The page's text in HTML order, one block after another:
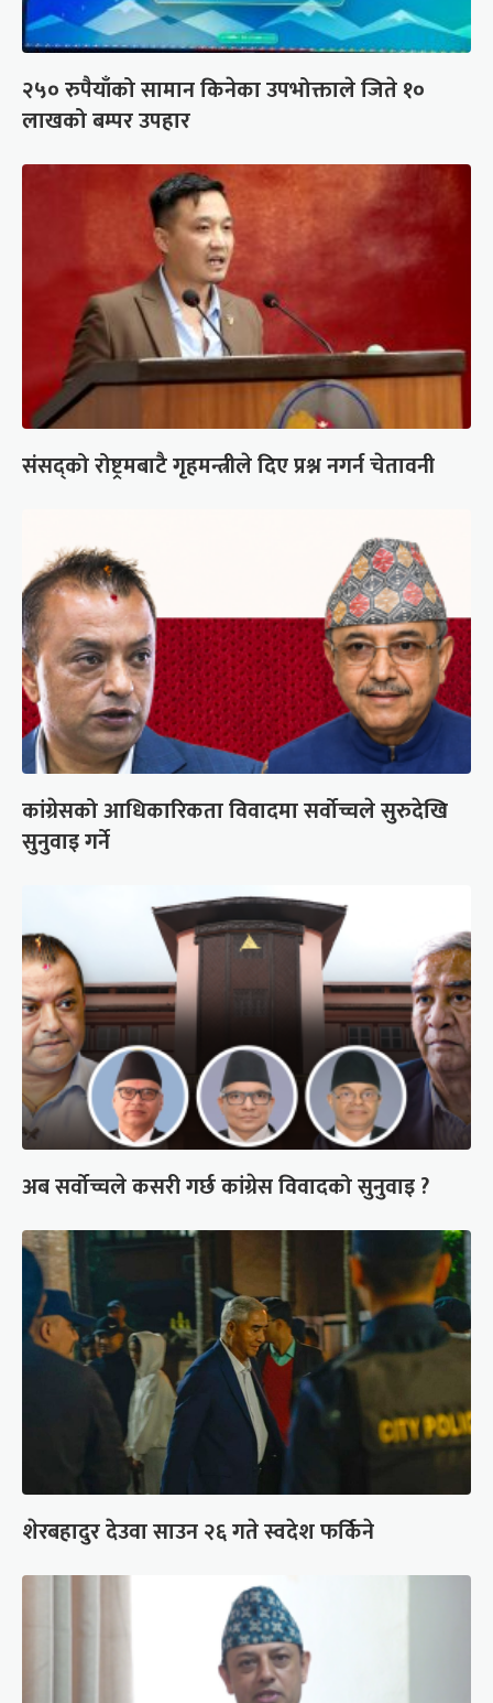
२५० रुपैयाँको सामान किनेका उपभोक्ताले जिते १०
लाखको बम्पर उपहार
संसद्को रोष्ट्रमबाटै गृहमन्त्रीले दिए प्रश्न नगर्न चेतावनी
कांग्रेसको आधिकारिकता विवादमा सर्वोच्चले सुरुदेखि
सुनुवाइ गर्ने
अब सर्वोच्चले कसरी गर्छ कांग्रेस विवादको सुनुवाइ ?
शेरबहादुर देउवा साउन २६ गते स्वदेश फर्किने